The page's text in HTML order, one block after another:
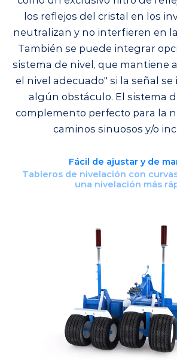
los reflejos del cristal en los
neutralizan y no interfieren en
También se puede integrar
sistema de nivel, que mantiene
el nivel adecuado" si la señal
algún obstáculo. El sistema
complemento perfecto para la
caminos sinuosos y/o
Fácil de ajustar y de
Tableros de nivelación con
una nivelación más